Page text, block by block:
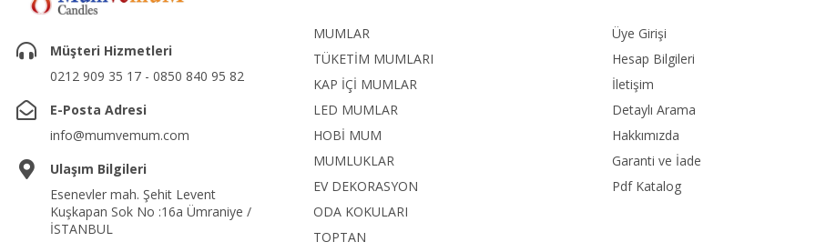
Müşteri Hizmetleri
0212 909 35 17 - 0850 840 95 82
E-Posta Adresi
info@mumvemum.com
Ulaşım Bilgileri
Esenevler mah. Şehit Levent
Kuşkapan Sok No :16a Ümraniye /
İSTANBUL
MUMLAR
TÜKETİM MUMLARI
KAP İÇİ MUMLAR
LED MUMLAR
HOBİ MUM
MUMLUKLAR
EV DEKORASYON
ODA KOKULARI
TOPTAN
Üye Girişi
Hesap Bilgileri
İletişim
Detaylı Arama
Hakkımızda
Garanti ve İade
Pdf Katalog